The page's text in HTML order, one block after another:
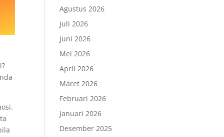
Agustus 2026
Juli 2026
Juni 2026
Mei 2026
April 2026
Maret 2026
Februari 2026
Januari 2026
Desember 2025